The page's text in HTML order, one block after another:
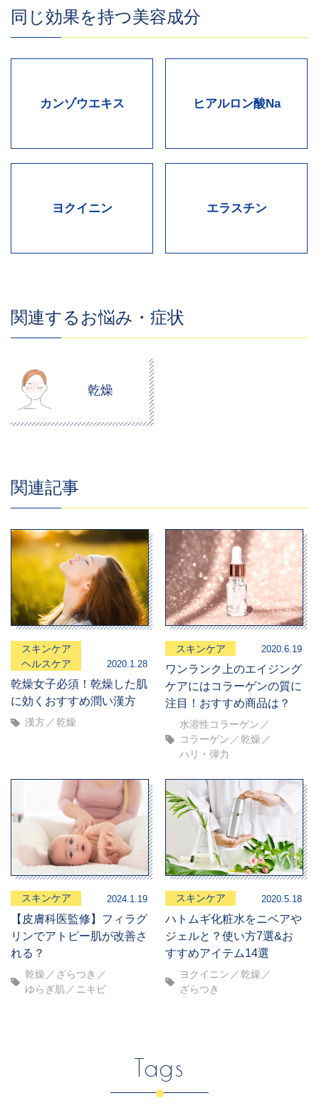
同じ効果を持つ美容成分
カンゾウエキス ヒアルロン酸Na
ヨクイニン エラスチン
関連するお悩み・症状
乾燥
関連記事
スキンケア
ヘルスケア
2020.1.28
乾燥女子必須！乾燥した肌
に効くおすすめ潤い漢方
漢方 乾燥
スキンケア 2020.6.19
ワンランク上のエイジング
ケアにはコラーゲンの質に
注目！おすすめ商品は？
水溶性コラーゲン
コラーゲン
乾燥
ハリ・弾力
スキンケア 2024.1.19
【皮膚科医監修】フィラグ
リンでアトピー肌が改善さ
れる？
乾燥
ざらつき
ゆらぎ肌
ニキビ
スキンケア 2020.5.18
ハトムギ化粧水をニベアや
ジェルと？使い方7選&お
すすめアイテム14選
ヨクイニン
乾燥
ざらつき
Tags